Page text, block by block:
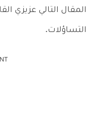
المقال التالي عزيزي
التساؤلات.